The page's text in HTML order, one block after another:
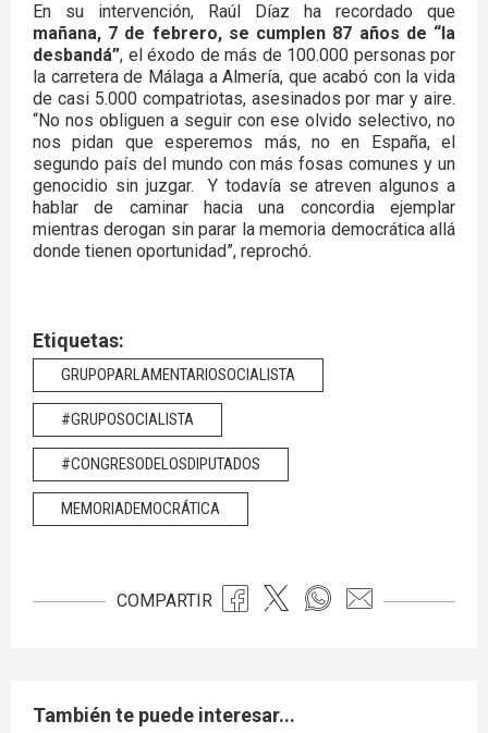
En su intervención, Raúl Díaz ha recordado que
mañana, 7 de febrero, se cumplen 87 años de “la
desbandá”, el éxodo de más de 100.000 personas por
la carretera de Málaga a Almería, que acabó con la vida
de casi 5.000 compatriotas, asesinados por mar y aire.
“No nos obliguen a seguir con ese olvido selectivo, no
nos pidan que esperemos más, no en España, el
segundo país del mundo con más fosas comunes y un
genocidio sin juzgar. Y todavía se atreven algunos a
hablar de caminar hacia una concordia ejemplar
mientras derogan sin parar la memoria democrática allá
donde tienen oportunidad”, reprochó.
Etiquetas:
GRUPOPARLAMENTARIOSOCIALISTA
#GRUPOSOCIALISTA
#CONGRESODELOSDIPUTADOS
MEMORIADEMOCRÁTICA
COMPARTIR
También te puede interesar...